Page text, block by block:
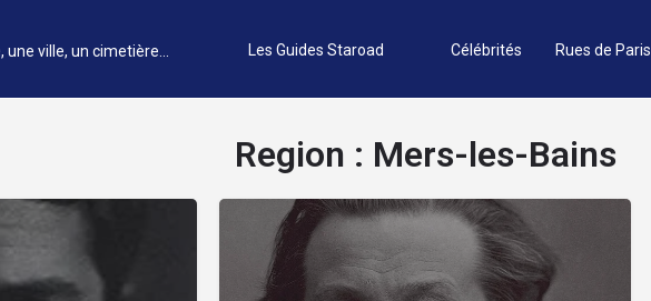
Les Guides Staroad Célébrités Rues de Paris
Region : Mers-les-Bains